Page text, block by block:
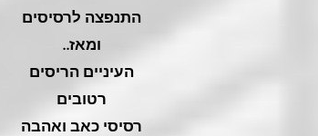
התנפצה לרסיסים
ומאז..
העיניים הריסים
רטובים
רסיסי כאב ואהבה